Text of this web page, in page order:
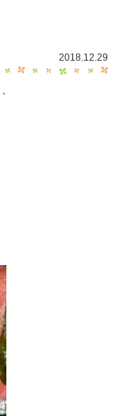
2018.12.29